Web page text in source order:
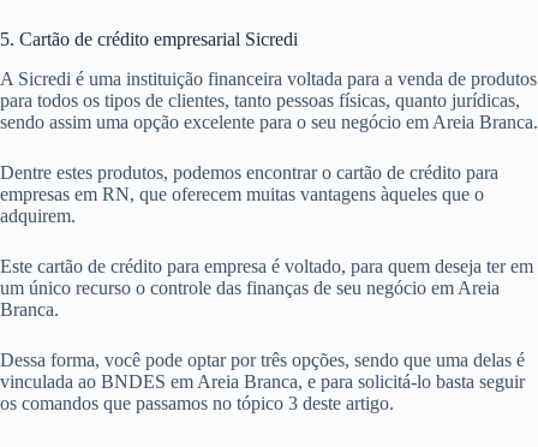
5. Cartão de crédito empresarial Sicredi
A Sicredi é uma instituição financeira voltada para a venda de produtos
para todos os tipos de clientes, tanto pessoas físicas, quanto jurídicas,
sendo assim uma opção excelente para o seu negócio em Areia Branca.
Dentre estes produtos, podemos encontrar o cartão de crédito para
empresas em RN, que oferecem muitas vantagens àqueles que o
adquirem.
Este cartão de crédito para empresa é voltado, para quem deseja ter em
um único recurso o controle das finanças de seu negócio em Areia
Branca.
Dessa forma, você pode optar por três opções, sendo que uma delas é
vinculada ao BNDES em Areia Branca, e para solicitá-lo basta seguir
os comandos que passamos no tópico 3 deste artigo.